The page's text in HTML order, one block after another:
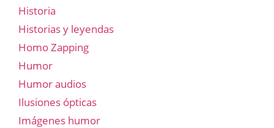
Historia
Historias y leyendas
Homo Zapping
Humor
Humor audios
Ilusiones ópticas
Imágenes humor